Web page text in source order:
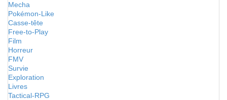
Mecha
Pokémon-Like
Casse-tête
Free-to-Play
Film
Horreur
FMV
Survie
Exploration
Livres
Tactical-RPG